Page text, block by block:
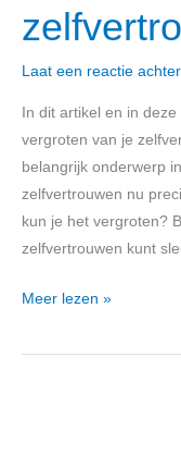
Laat een reactie achter
In dit artikel en in
vergroten van je
belangrijk onderwerp
zelfvertrouwen nu
kun je het vergroten?
zelfvertrouwen kunt
Meer lezen »